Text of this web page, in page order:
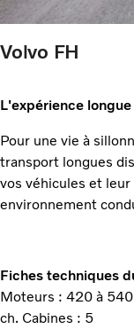
Volvo FH
L'expérience
Pour une vie à
transport longues
vos véhicules et
environnement
Fiches techniques
Moteurs : 420 à 540
ch. Cabines : 5